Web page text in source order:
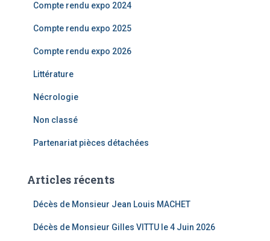
Compte rendu expo 2024
Compte rendu expo 2025
Compte rendu expo 2026
Littérature
Nécrologie
Non classé
Partenariat pièces détachées
Articles récents
Décès de Monsieur Jean Louis MACHET
Décès de Monsieur Gilles VITTU le 4 Juin 2026